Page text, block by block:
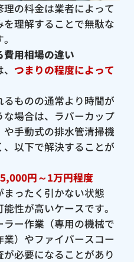
の料金は業者によって
理解することで無駄な
用相場の違い
つまりの程度によって
ものの通常より時間が
場合は、ラバーカップ
や手動式の排水管清掃機
以下で解決することが
円～1万円程度
ったく引かない状態
性が高いケースです。
ー作業（専用の機械で
）やファイバースコー
必要になることがあり